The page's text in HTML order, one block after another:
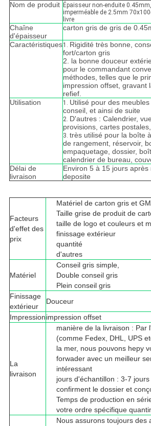
Nom de produit Épaisseur non-enduite
imperméable de 2.5mm
livre
Chaîne
d'épaisseur
carton gris de gris de
Caractéristiques1. Rigidité très bonne,
fort/carton gris
2. la bonne douceur
pour le commandant
méthodes, telles que le
impression offset, gravant
refief.
Utilisation
1. Utilisé pour des
conseil, et ainsi de suite
2. D'autres : Calendrier,
provisions, cartes
3. très utilisé pour la boîte
de rangement, réservoir,
empaquetage, dossier,
calendrier de bureau,
Délai de
livraison
Environ 5 à 15 jours après
deposite
Facteurs
d'effet des
prix
Matériel de carton gris et
Taille grise de produit de
taille de logo et couleurs et
finissage extérieur
quantité
d'autres
Matériel
Conseil gris simple,
Double conseil gris
Plein conseil gris
Finissage
extérieur
Douceur
Impressionimpression offset
La
livraison
manière de la livraison : Par
(comme Fedex, DHL, UPS
la mer, nous pouvons hepy
forwader avec un meilleur
intéressant
jours d'échantillon : 3-7
confirment le dossier et
Temps de production en
votre ordre spécifique
Nous assurons toujours des